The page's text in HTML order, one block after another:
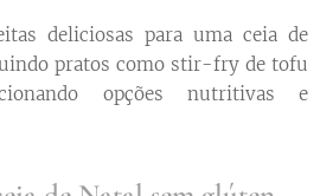
deliciosas para uma ceia de
pratos como stir-fry de tofu
opções nutritivas e